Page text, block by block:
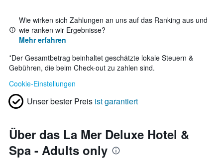
Wie wirken sich Zahlungen an uns auf das Ranking aus und
wie ranken wir Ergebnisse?
Mehr erfahren
*Der Gesamtbetrag beinhaltet geschätzte lokale Steuern &
Gebühren, die beim Check-out zu zahlen sind.
Cookie-Einstellungen
Unser bester Preis ist garantiert
Über das La Mer Deluxe Hotel &
Spa - Adults only